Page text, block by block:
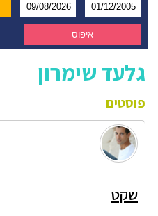
גלעד שימרון
פוסטים
שקט